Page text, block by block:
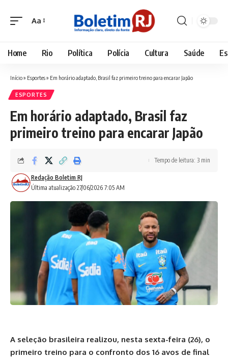
Font
Aa
Home Rio Política Polícia Cultura Saúde
Início» Esportes» Em horário adaptado, Brasil faz primeiro treino para encarar Japão
ESPORTES
Em horário adaptado, Brasil faz
primeiro treino para encarar Japão
Última atualização 27/06/2026 7:05 AM
Redação Boletim RJ
Tempo de leitura: 3 min
A seleção brasileira realizou, nesta sexta-feira (26), o
primeiro treino para o confronto dos 16 avos de final